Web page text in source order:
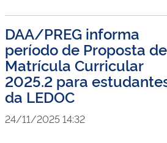
DAA/PREG informa
período de Proposta de
Matrícula Curricular
2025.2 para
da LEDOC
24/11/2025 14:32